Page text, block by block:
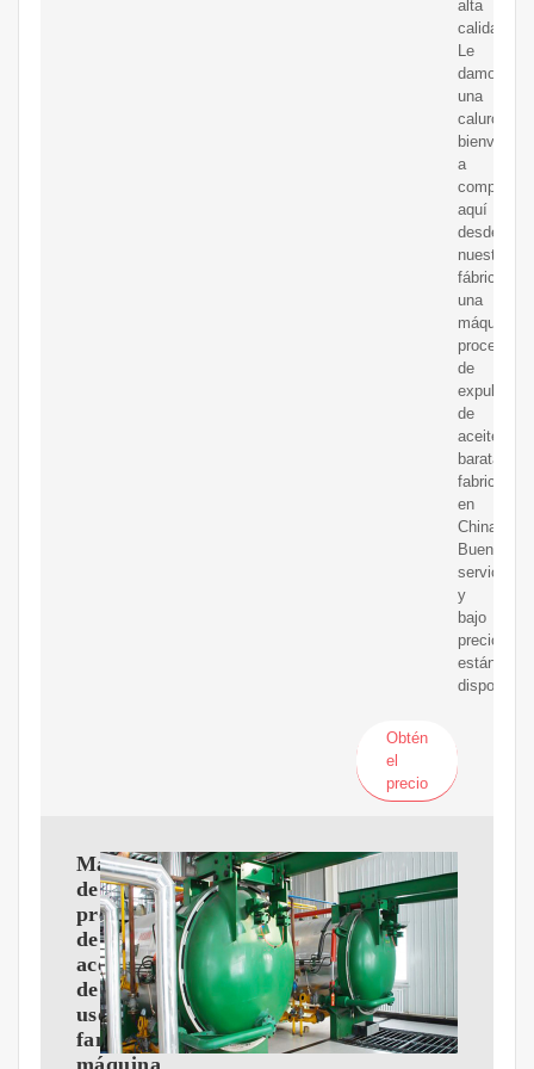
alta
calidad.
Le
damos
una
calurosa
bienvenida
a
comprar
aquí
desde
nuestra
fábrica
una
máquina
de
expulsor
de
aceite
barata
fabricada
en
China.
Buen
servicio
y
bajo
precio
están
Obtén
el
precio
Máquina
de
prensado
de
aceite
de
uso
familiar,